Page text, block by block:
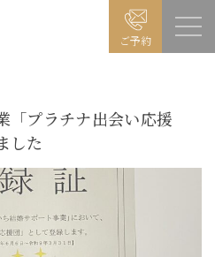
ご予約
「プラチナ出会い応援
した